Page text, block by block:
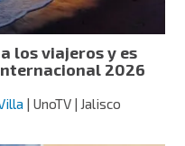
los viajeros y es
2026
| UnoTV | Jalisco